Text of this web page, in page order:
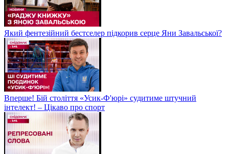
Який фентезійний бестселер підкорив серце Яни Завальської?
Вперше! Бій століття «Усик-Ф'юрі» судитиме штучний
інтелект! – Цікаво про спорт